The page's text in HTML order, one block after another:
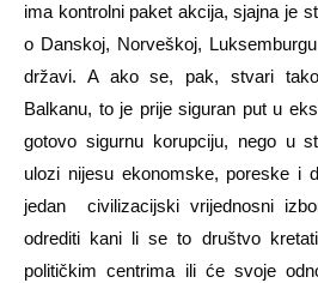
ima kontrolni paket akcija, sjajna je
o Danskoj, Norveškoj,
državi. A ako se, pak, stvari
Balkanu, to je prije siguran put u
gotovo sigurnu korupciju, nego u
ulozi nijesu ekonomske, poreske i
jedan civilizacijski vrijednosni
odrediti kani li se to društvo
političkim centrima ili će svoje